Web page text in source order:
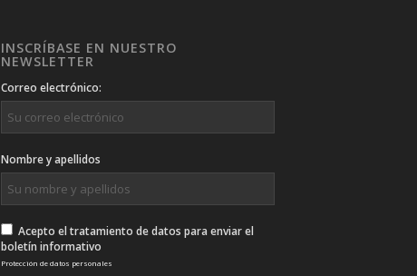
INSCRÍBASE EN NUESTRO
NEWSLETTER
Correo electrónico:
Nombre y apellidos
Acepto el tratamiento de datos para enviar el
boletín informativo
Protección de datos personales